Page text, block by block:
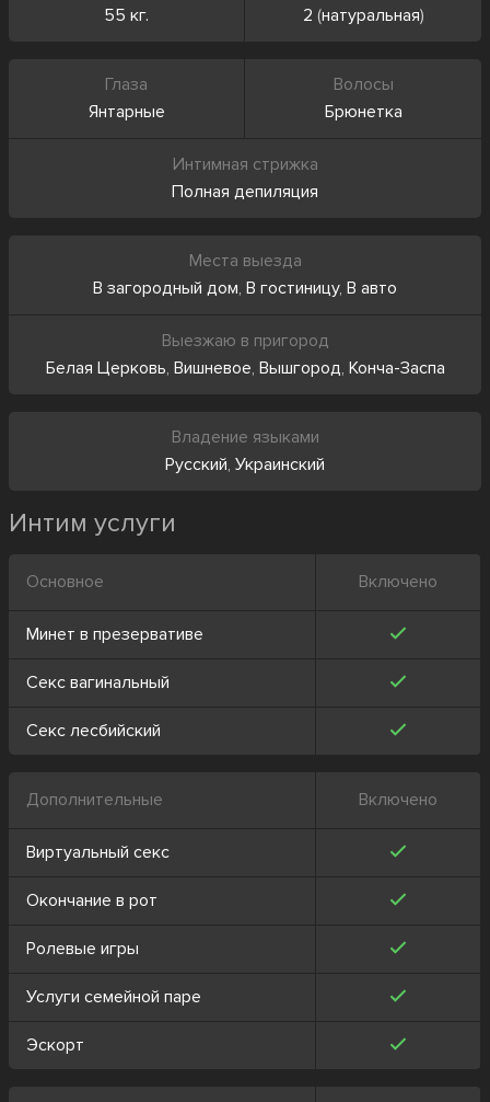
55 кг. 2 (натуральная)
Глаза
Янтарные
Волосы
Брюнетка
Интимная стрижка
Полная депиляция
Места выезда
В загородный дом, В гостиницу, В авто
Выезжаю в пригород
Белая Церковь, Вишневое, Вышгород, Конча-Заспа
Владение языками
Русский, Украинский
Интим услуги
Основное Включено
Минет в презервативе
Секс вагинальный
Секс лесбийский
Дополнительные Включено
Виртуальный секс
Окончание в рот
Ролевые игры
Услуги семейной паре
Эскорт